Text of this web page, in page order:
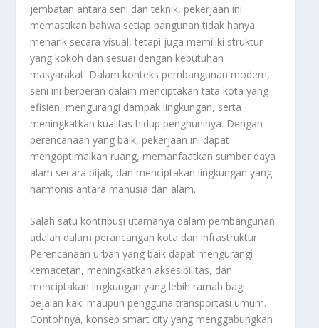
jembatan antara seni dan teknik, pekerjaan ini
memastikan bahwa setiap bangunan tidak hanya
menarik secara visual, tetapi juga memiliki struktur
yang kokoh dan sesuai dengan kebutuhan
masyarakat. Dalam konteks pembangunan modern,
seni ini berperan dalam menciptakan tata kota yang
efisien, mengurangi dampak lingkungan, serta
meningkatkan kualitas hidup penghuninya. Dengan
perencanaan yang baik, pekerjaan ini dapat
mengoptimalkan ruang, memanfaatkan sumber daya
alam secara bijak, dan menciptakan lingkungan yang
harmonis antara manusia dan alam.
Salah satu kontribusi utamanya dalam pembangunan
adalah dalam perancangan kota dan infrastruktur.
Perencanaan urban yang baik dapat mengurangi
kemacetan, meningkatkan aksesibilitas, dan
menciptakan lingkungan yang lebih ramah bagi
pejalan kaki maupun pengguna transportasi umum.
Contohnya, konsep smart city yang menggabungkan